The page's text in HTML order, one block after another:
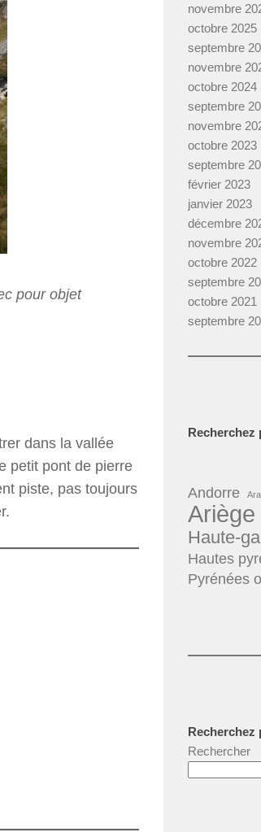
pour objet
dans la vallée
petit pont de pierre
piste, pas toujours
novembre
octobre 2025
septembre
novembre
octobre 2024
septembre
novembre
octobre 2023
septembre
février 2023
janvier 2023
décembre
novembre
octobre 2022
septembre
octobre 2021
septembre
Recherchez
Andorre
Ariège
Haute-
Hautes
Pyrénées
Recherchez
Rechercher